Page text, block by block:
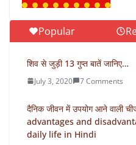
Popular
शिव से जुड़ी 13 गुप्त बातें जानिए…
July 3, 2020 7 Comments
दैनिक जीवन में उपयोग आने वाली
advantages and
daily life in Hindi